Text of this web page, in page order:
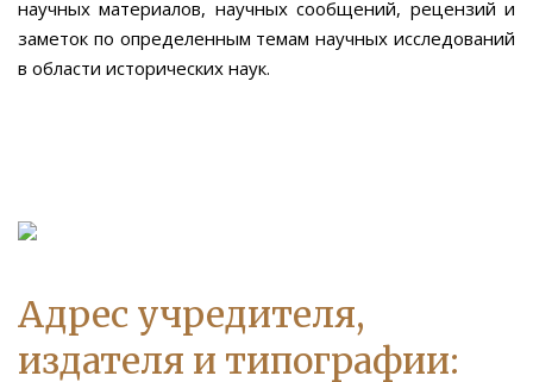
научных материалов, научных сообщений, рецензий и
заметок по определенным темам научных исследований
в области исторических наук.
Адрес учредителя,
издателя и типографии: